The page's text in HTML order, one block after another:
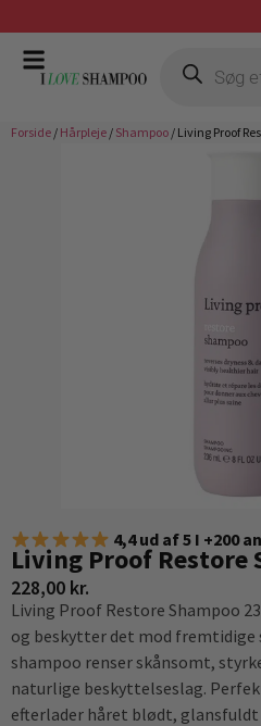
Gratis fragt ved køb over 399,-
Forside / Hårpleje / Shampoo / Living Proof
4,4 ud af 5 I +200
Living Proof Restore
228,00 kr.
Living Proof Restore Shampoo
og beskytter det mod fremtidige
shampoo renser skånsomt,
naturlige beskyttelseslag.
efterlader håret blødt, glansfuldt